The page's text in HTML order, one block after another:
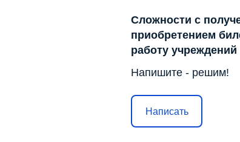
Сложности с
приобретением
работу учреждений
Напишите - решим!
Написать